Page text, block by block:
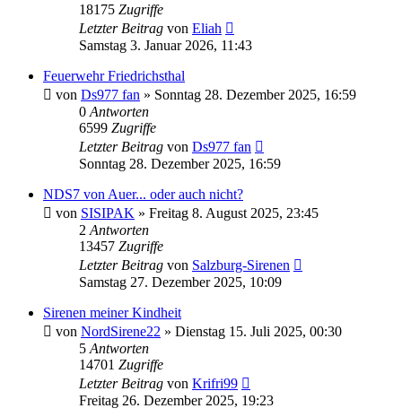
18175 Zugriffe
Letzter Beitrag von Eliah
Samstag 3. Januar 2026, 11:43
Feuerwehr Friedrichsthal
von Ds977 fan » Sonntag 28. Dezember 2025, 16:59
0 Antworten
6599 Zugriffe
Letzter Beitrag von Ds977 fan
Sonntag 28. Dezember 2025, 16:59
NDS7 von Auer... oder auch nicht?
von SISIPAK » Freitag 8. August 2025, 23:45
2 Antworten
13457 Zugriffe
Letzter Beitrag von Salzburg-Sirenen
Samstag 27. Dezember 2025, 10:09
Sirenen meiner Kindheit
von NordSirene22 » Dienstag 15. Juli 2025, 00:30
5 Antworten
14701 Zugriffe
Letzter Beitrag von Krifri99
Freitag 26. Dezember 2025, 19:23